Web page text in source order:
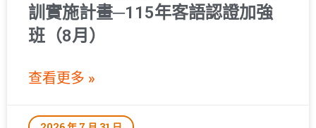
訓實施計畫─115年客語認證加強
班（8月）
查看更多 »